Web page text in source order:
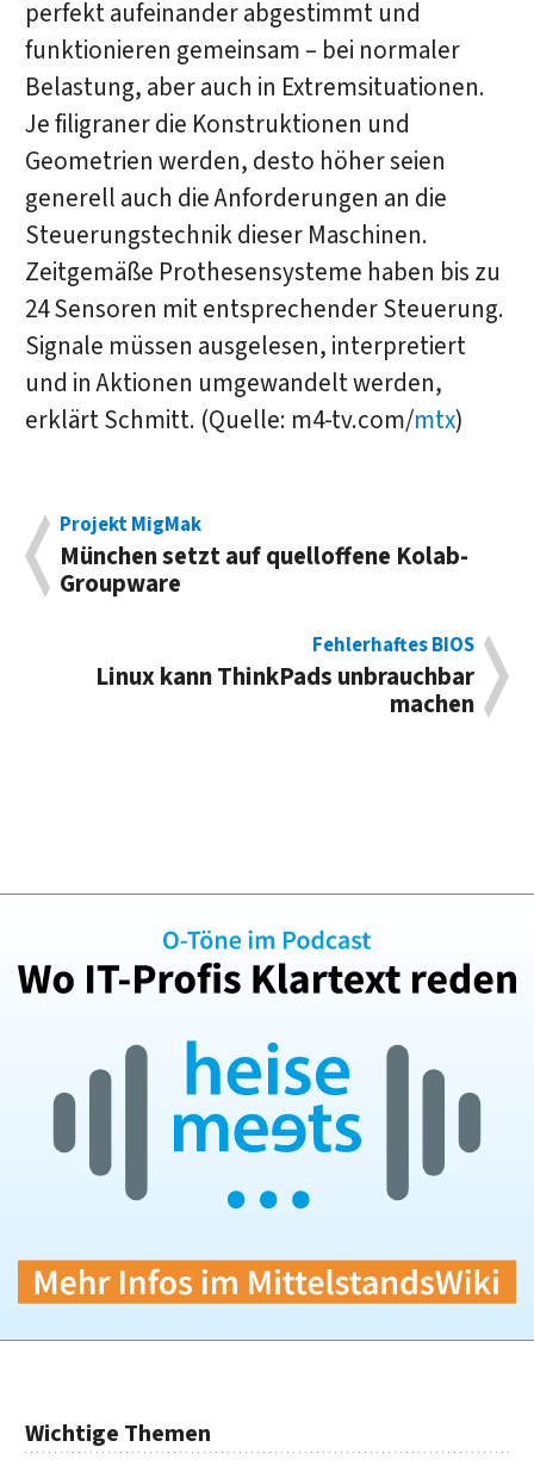
perfekt aufeinander abgestimmt und
funktionieren gemeinsam – bei normaler
Belastung, aber auch in Extremsituationen.
Je filigraner die Konstruktionen und
Geometrien werden, desto höher seien
generell auch die Anforderungen an die
Steuerungstechnik dieser Maschinen.
Zeitgemäße Prothesensysteme haben bis zu
24 Sensoren mit entsprechender Steuerung.
Signale müssen ausgelesen, interpretiert
und in Aktionen umgewandelt werden,
erklärt Schmitt. (Quelle: m4-tv.com/mtx)
Projekt MigMak
München setzt auf quelloffene Kolab-
Groupware
Fehlerhaftes BIOS
Linux kann ThinkPads unbrauchbar
machen
Wichtige Themen